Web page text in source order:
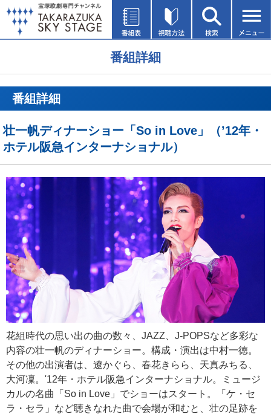
番組詳細
番組詳細
壮一帆ディナーショー「So in Love」（’12年・
ホテル阪急インターナショナル）
花組時代の思い出の曲の数々、JAZZ、J-POPSなど多彩な
内容の壮一帆のディナーショー。構成・演出は中村一徳。
その他の出演者は、遼かぐら、春花きらら、天真みちる、
大河凜。'12年・ホテル阪急インターナショナル。ミュージ
カルの名曲「So in Love」でショーはスタート。「ケ・セ
ラ・セラ」など聴きなれた曲で会場が和むと、壮の足跡を